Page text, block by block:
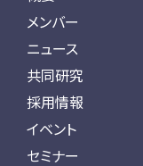
メンバー
ニュース
共同研究
採用情報
イベント
セミナー